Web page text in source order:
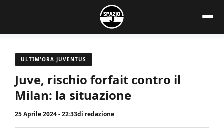
contenuto
ULTIM'ORA JUVENTUS
Juve, rischio forfait contro il
Milan: la situazione
25 Aprile 2024 - 22:33di redazione